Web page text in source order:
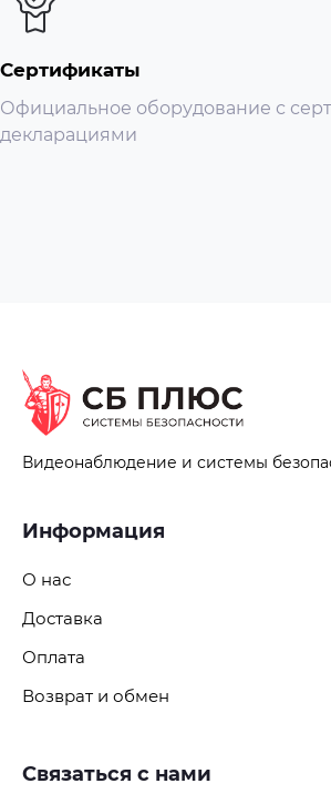
Сертификаты
Официальное оборудование с
декларациями
Видеонаблюдение и системы
Информация
О нас
Доставка
Оплата
Возврат и обмен
Связаться с нами